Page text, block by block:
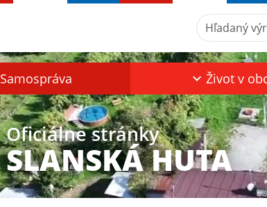
Hľadaný
Samospráva Život v
Oficiálne stránky
SLANSKÁ HUTA